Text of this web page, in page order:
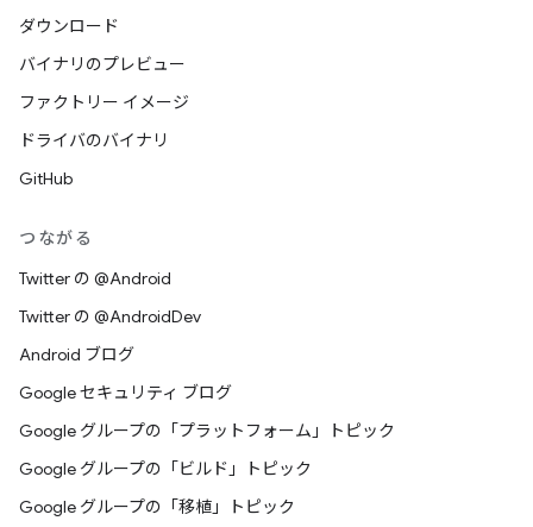
ダウンロード
バイナリのプレビュー
ファクトリー イメージ
ドライバのバイナリ
GitHub
つながる
Twitter の @Android
Twitter の @AndroidDev
Android ブログ
Google セキュリティ ブログ
Google グループの「プラットフォーム」トピック
Google グループの「ビルド」トピック
Google グループの「移植」トピック